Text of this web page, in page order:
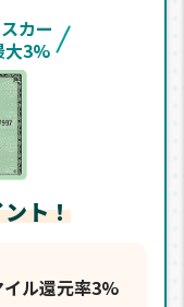
カー
大3%
ト！
ル還元率3%